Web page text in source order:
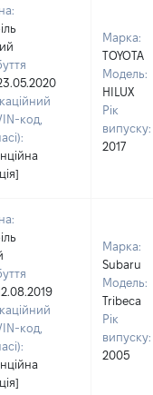
код,
Марка:
TOYOTA
Модель:
HILUX
Рік
випуску:
2017
код,
Марка:
Subaru
Модель:
Tribeca
Рік
випуску:
2005